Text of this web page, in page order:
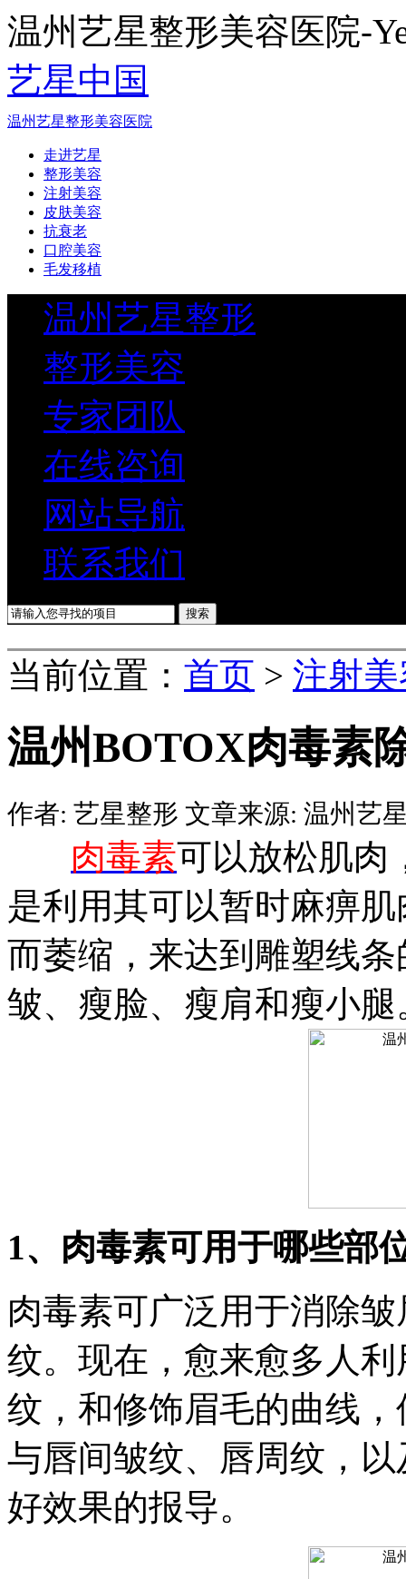
温州艺星整形美容医院-
艺星中国
温州艺星整形美容医院
走进艺星
整形美容
注射美容
皮肤美容
抗衰老
口腔美容
毛发移植
温州艺星整形
整形美容
专家团队
在线咨询
网站导航
联系我们
当前位置： 首页 > 注射
温州BOTOX肉毒素
作者: 艺星整形 文章来源: 温州艺
肉毒素可以放松肌肉
是利用其可以暂时麻痹
而萎缩，来达到雕塑线
皱、瘦脸、瘦肩和瘦小腿
1、肉毒素可用于哪些部
肉毒素可广泛用于消除
纹。现在，愈来愈多人
纹，和修饰眉毛的曲线
与唇间皱纹、唇周纹，
好效果的报导。